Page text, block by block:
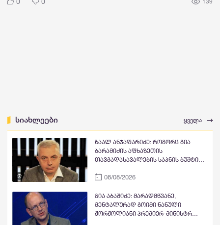
სიახლეები ყველა
ზაალ ანჯაფარიძე: როგორც გია
ბარამიძის აფხაზეთის
თავგადასავალების საპნის ბუშტი
მიშა მშვილდაძის ვითომ რუსეთთან
ცოტა ხანში ვიხილავთ სხვა ვითომ
"ანტირუსების" მითების და ბუშტების
გასკდომის სერიას
08/08/2026
გია აბაშიძე: მარადმწვანე,
მენტალურად გოიმი ნანული
ჟორჟოლიანი პრემიერ-მინისტრ